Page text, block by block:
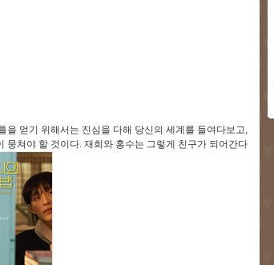
을 얻기 위해서는 진심을 다해 당신의 세계를 들여다보고,
뭉쳐야 할 것이다. 재희와 홍수는 그렇게 친구가 되어간다